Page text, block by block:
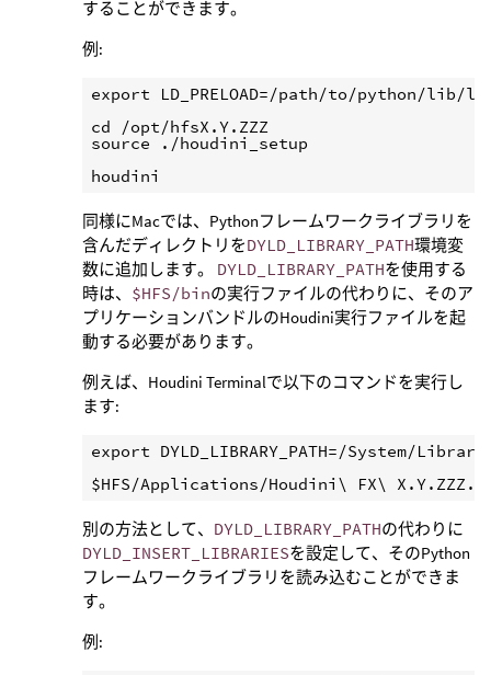
することができます。
例:
export LD_PRELOAD=/path/to/python/lib/
cd /opt/hfsX.Y.ZZZ
source ./houdini_setup
同様にMacでは、Pythonフレームワークライブラリを
含んだディレクトリをDYLD_LIBRARY_PATH環境変
数に追加します。 DYLD_LIBRARY_PATHを使用する
時は、 $HFS/binの実行ファイルの代わりに、そのア
プリケーションバンドルのHoudini実行ファイルを起
動する必要があります。
例えば、Houdini Terminalで以下のコマンドを実行し
ます:
export DYLD_LIBRARY_PATH=/System/
別の方法として、 DYLD_LIBRARY_PATHの代わりに
DYLD_INSERT_LIBRARIESを設定して、そのPython
フレームワークライブラリを読み込むことができま
す。
例: